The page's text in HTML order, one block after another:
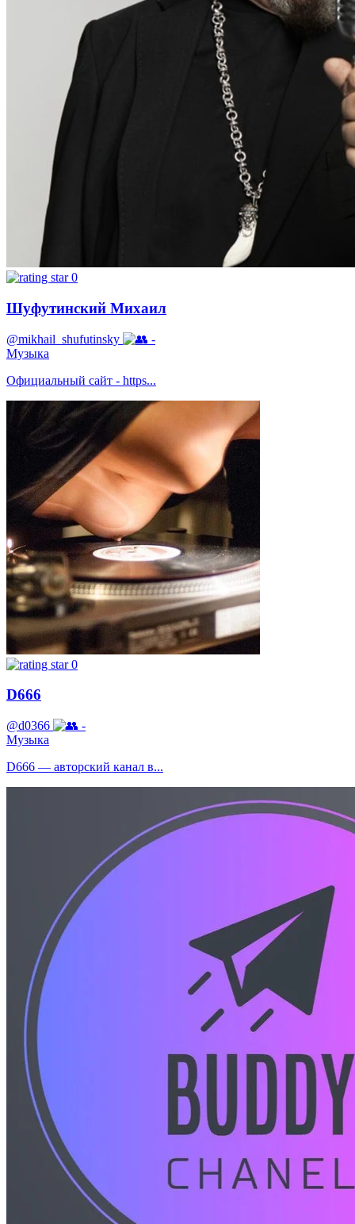
0
Шуфутинский Михаил
@mikhail_shufutinsky
-
Музыка
Официальный сайт - https...
0
D666
@d0366
-
Музыка
D666 — авторский канал в...